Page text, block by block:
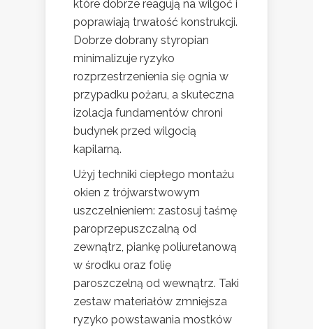
które dobrze reagują na wilgoć i
poprawiają trwałość konstrukcji.
Dobrze dobrany styropian
minimalizuje ryzyko
rozprzestrzenienia się ognia w
przypadku pożaru, a skuteczna
izolacja fundamentów chroni
budynek przed wilgocią
kapilarną.
Użyj techniki ciepłego montażu
okien z trójwarstwowym
uszczelnieniem: zastosuj taśmę
paroprzepuszczalną od
zewnątrz, piankę poliuretanową
w środku oraz folię
paroszczelną od wewnątrz. Taki
zestaw materiałów zmniejsza
ryzyko powstawania mostków